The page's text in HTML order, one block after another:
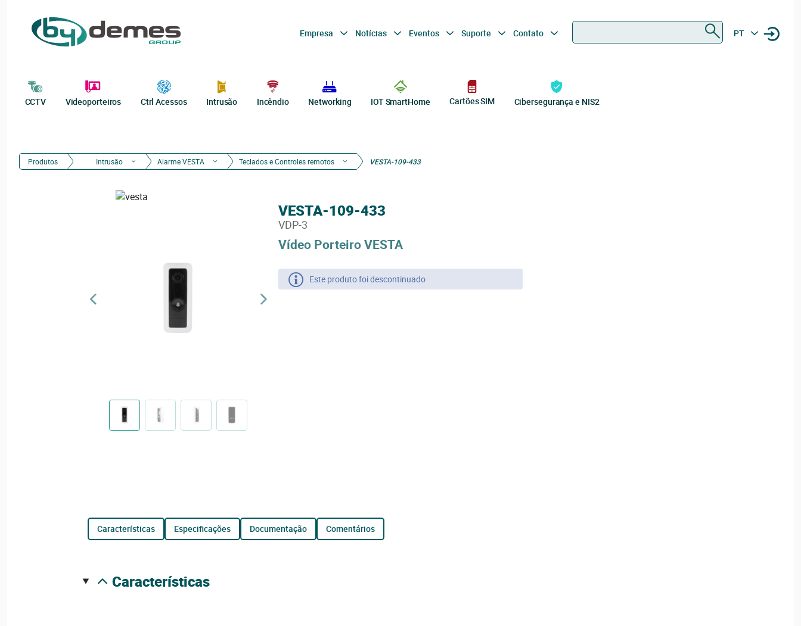
Empresa Notícias Eventos Suporte Contato PT
CCTV Videoporteiros Ctrl Acessos Intrusão Incêndio Networking IOT SmartHome Cartões SIM Cibersegurança e NIS2
Produtos Intrusão Alarme VESTA Teclados e Controles remotos VESTA-109-433
Vídeo Porteiro VESTA
VESTA-109-433
VDP-3
Este produto foi descontinuado
características especificações documentação comentários
características